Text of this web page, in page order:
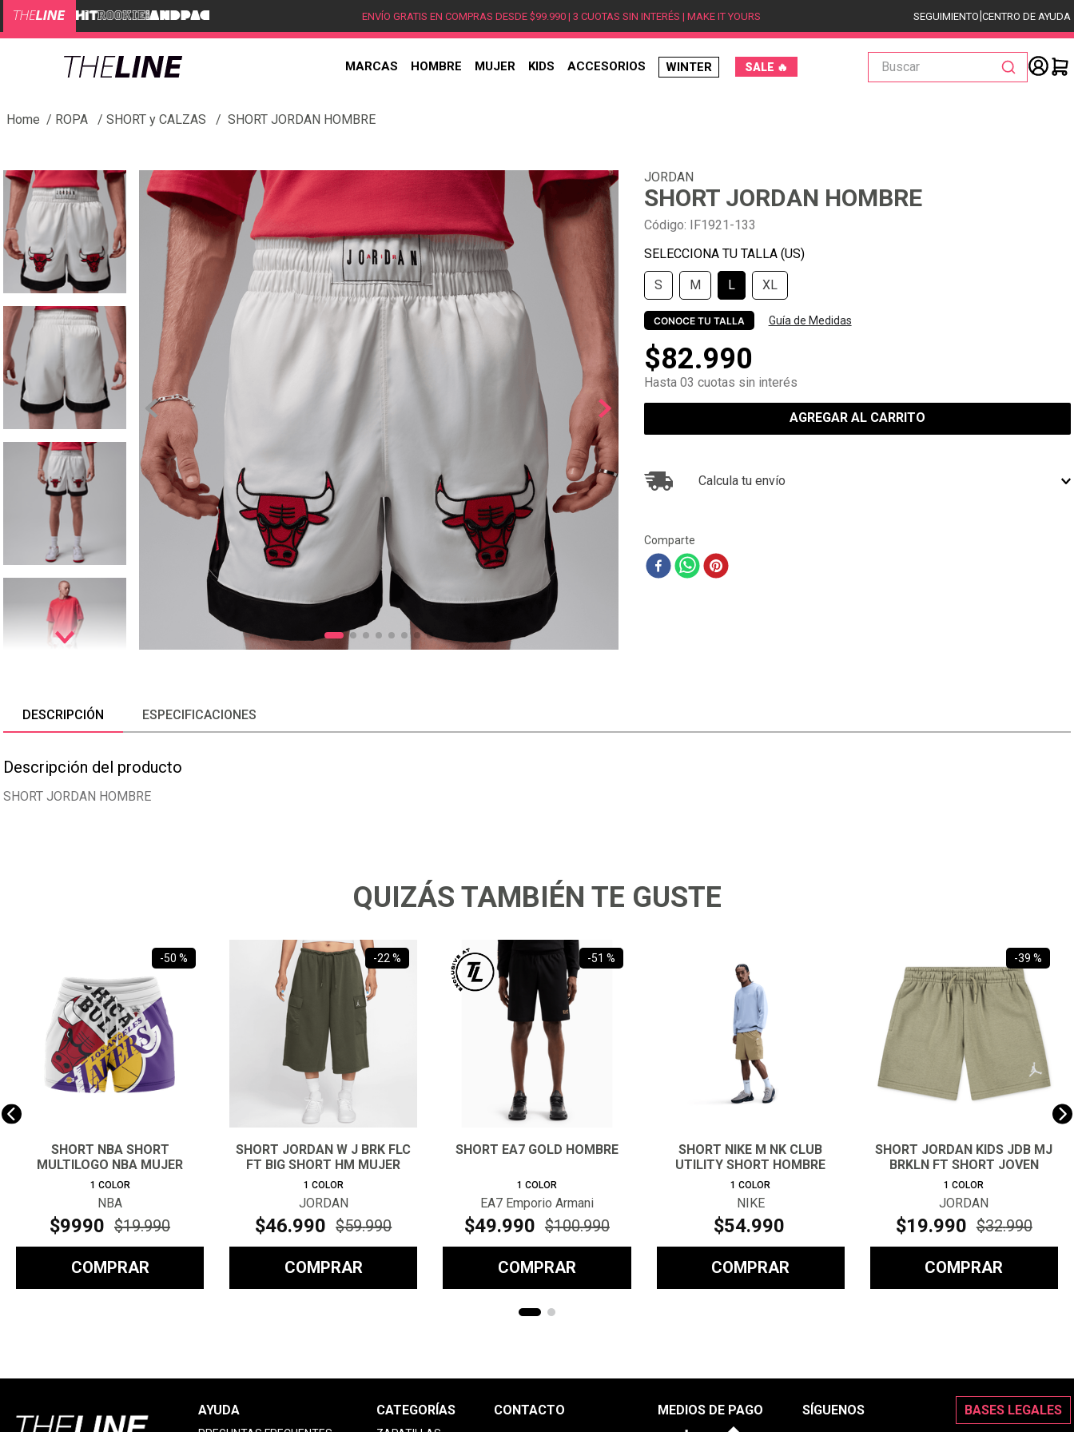
ENVÍO GRATIS EN COMPRAS DESDE $99.990 | 3 CUOTAS SIN INTERÉS | MAKE IT YOURS SEGUIMIENTO|CENTRO DE AYUDA
MARCAS HOMBRE MUJER KIDS ACCESORIOS WINTER SALE 🔥
Buscar
ROPA SHORT y CALZAS SHORT JORDAN HOMBRE
JORDAN
SHORT JORDAN HOMBRE
Código: IF1921-133
S M L XL
CONOCE TU TALLA Guía de Medidas
$82.990
Hasta 03 cuotas sin interés
AGREGAR AL CARRITO
Calcula tu envío
Comparte
DESCRIPCIÓN ESPECIFICACIONES
Descripción del producto
SHORT JORDAN HOMBRE
QUIZÁS TAMBIÉN TE GUSTE
-50 %
SHORT NBA SHORT
MULTILOGO NBA MUJER
1 COLOR
NBA
$9990 $19.990
COMPRAR
-22 %
SHORT JORDAN W J BRK FLC
FT BIG SHORT HM MUJER
1 COLOR
JORDAN
$46.990 $59.990
COMPRAR
-51 %
SHORT EA7 GOLD HOMBRE
1 COLOR
EA7 Emporio Armani
$49.990 $100.990
COMPRAR
SHORT NIKE M NK CLUB
UTILITY SHORT HOMBRE
1 COLOR
NIKE
$54.990
COMPRAR
-39 %
SHORT JORDAN KIDS JDB MJ
BRKLN FT SHORT JOVEN
1 COLOR
JORDAN
$19.990 $32.990
COMPRAR
AYUDA CATEGORÍAS CONTACTO MEDIOS DE PAGO SÍGUENOS BASES LEGALES
mujer
nike
5
zapatillas
6
zapatillas jordan
7.
new balance
8 .
zapatillas hombre
zapatillas nike
ea7